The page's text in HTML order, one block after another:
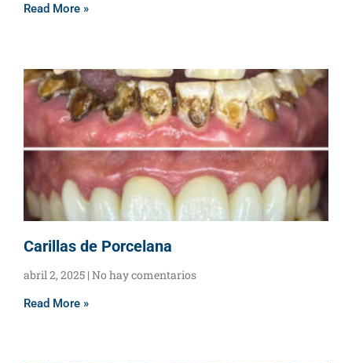
Read More »
Carillas de Porcelana
abril 2, 2025 No hay comentarios
Read More »